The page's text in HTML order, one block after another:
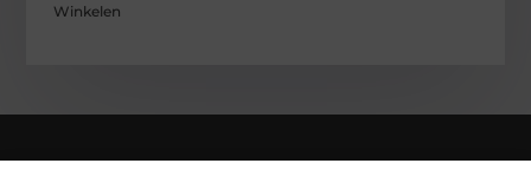
Winkelen